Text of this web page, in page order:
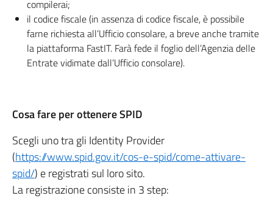
compilerai;
il codice fiscale (in assenza di codice fiscale, è possibile
farne richiesta all’Ufficio consolare, a breve anche tramite
la piattaforma FastIT. Farà fede il foglio dell’Agenzia delle
Entrate vidimate dall’Ufficio consolare).
Cosa fare per ottenere SPID
Scegli uno tra gli Identity Provider
(https://www.spid.gov.it/cos-e-spid/come-attivare-
spid/) e registrati sul loro sito.
La registrazione consiste in 3 step: